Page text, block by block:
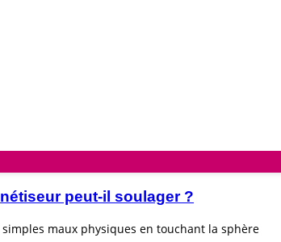
peut-il soulager ?
maux physiques en touchant la sphère